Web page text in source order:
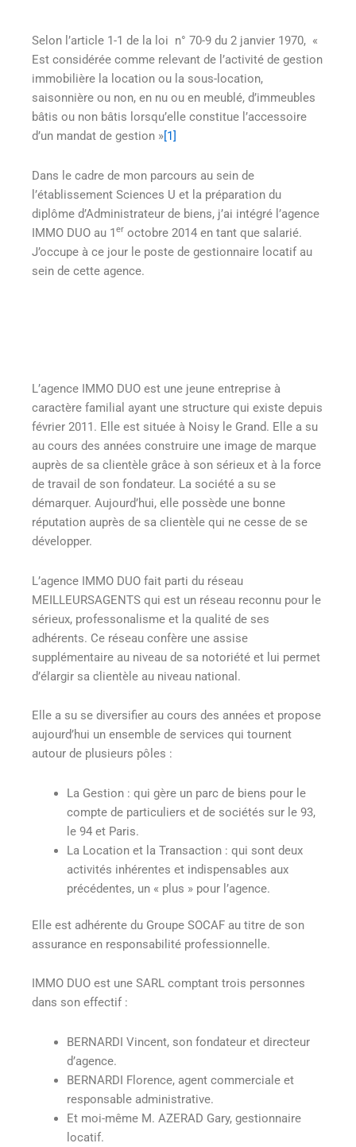
Selon l’article 1-1 de la loi n° 70-9 du 2 janvier 1970, «
Est considérée comme relevant de l’activité de gestion
immobilière la location ou la sous-location,
saisonnière ou non, en nu ou en meublé, d’immeubles
bâtis ou non bâtis lorsqu’elle constitue l’accessoire
d’un mandat de gestion »[1]
Dans le cadre de mon parcours au sein de
l’établissement Sciences U et la préparation du
diplôme d’Administrateur de biens, j’ai intégré l’agence
IMMO DUO au 1er octobre 2014 en tant que salarié.
J’occupe à ce jour le poste de gestionnaire locatif au
sein de cette agence.
L’agence IMMO DUO est une jeune entreprise à
caractère familial ayant une structure qui existe depuis
février 2011. Elle est située à Noisy le Grand. Elle a su
au cours des années construire une image de marque
auprès de sa clientèle grâce à son sérieux et à la force
de travail de son fondateur. La société a su se
démarquer. Aujourd’hui, elle possède une bonne
réputation auprès de sa clientèle qui ne cesse de se
développer.
L’agence IMMO DUO fait parti du réseau
MEILLEURSAGENTS qui est un réseau reconnu pour le
sérieux, professonalisme et la qualité de ses
adhérents. Ce réseau confère une assise
supplémentaire au niveau de sa notoriété et lui permet
d’élargir sa clientèle au niveau national.
Elle a su se diversifier au cours des années et propose
aujourd’hui un ensemble de services qui tournent
autour de plusieurs pôles :
La Gestion : qui gère un parc de biens pour le
compte de particuliers et de sociétés sur le 93,
le 94 et Paris.
La Location et la Transaction : qui sont deux
activités inhérentes et indispensables aux
précédentes, un « plus » pour l’agence.
Elle est adhérente du Groupe SOCAF au titre de son
assurance en responsabilité professionnelle.
IMMO DUO est une SARL comptant trois personnes
dans son effectif :
BERNARDI Vincent, son fondateur et directeur
d’agence.
BERNARDI Florence, agent commerciale et
responsable administrative.
Et moi-même M. AZERAD Gary, gestionnaire
locatif.